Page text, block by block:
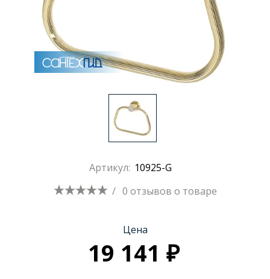
Артикул: 10925-G
/ 0 отзывов о товаре
Цена
19 141 ₽